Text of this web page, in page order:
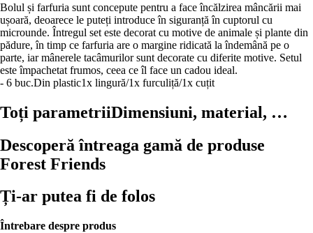
Bolul și farfuria sunt concepute pentru a face încălzirea mâncării mai
ușoară, deoarece le puteți introduce în siguranță în cuptorul cu
microunde. Întregul set este decorat cu motive de animale și plante din
pădure, în timp ce farfuria are o margine ridicată la îndemână pe o
parte, iar mânerele tacâmurilor sunt decorate cu diferite motive. Setul
este împachetat frumos, ceea ce îl face un cadou ideal.
- 6 buc.Din plastic1x lingură/1x furculiță/1x cuțit
Toți parametriiDimensiuni, material, …
Descoperă întreaga gamă de produse
Forest Friends
Ți-ar putea fi de folos
Întrebare despre produs